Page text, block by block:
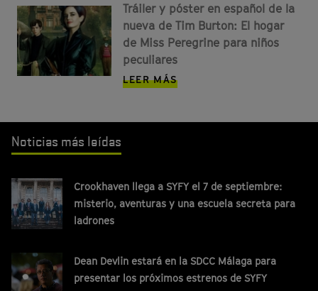
Tráiler y póster en español de la
nueva de Tim Burton: El hogar
de Miss Peregrine para niños
peculiares
LEER MÁS
Noticias más leídas
Crookhaven llega a SYFY el 7 de septiembre:
misterio, aventuras y una escuela secreta para
ladrones
Dean Devlin estará en la SDCC Málaga para
presentar los próximos estrenos de SYFY